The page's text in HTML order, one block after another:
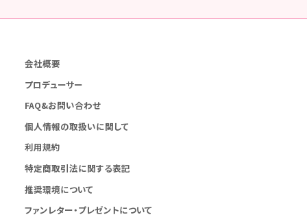
会社概要
プロデューサー
FAQ&お問い合わせ
個人情報の取扱いに関して
利用規約
特定商取引法に関する表記
推奨環境について
ファンレター・プレゼントについて